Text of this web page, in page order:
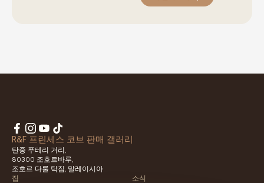
R&F 프린세스 코브 판매 갤러리
탄중 푸테리 거리,
80300 조호르바루,
조호르 다룰 탁짐, 말레이시아
집
소식